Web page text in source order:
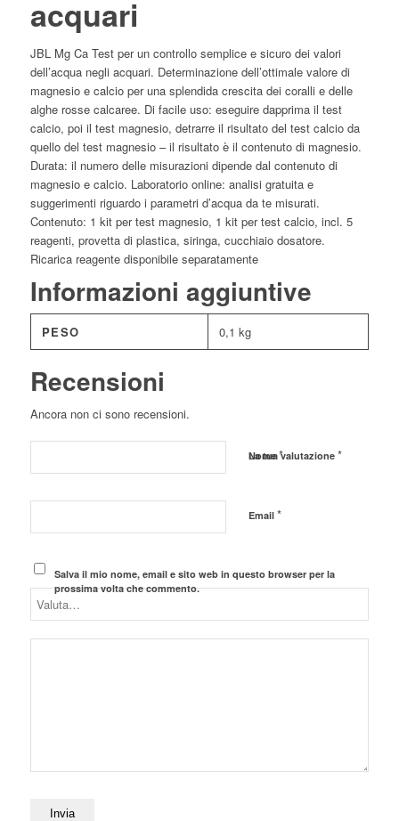
acquari
JBL Mg Ca Test per un controllo semplice e sicuro dei valori
dell’acqua negli acquari. Determinazione dell’ottimale valore di
magnesio e calcio per una splendida crescita dei coralli e delle
alghe rosse calcaree. Di facile uso: eseguire dapprima il test
calcio, poi il test magnesio, detrarre il risultato del test calcio da
quello del test magnesio – il risultato è il contenuto di magnesio.
Durata: il numero delle misurazioni dipende dal contenuto di
magnesio e calcio. Laboratorio online: analisi gratuita e
suggerimenti riguardo i parametri d’acqua da te misurati.
Contenuto: 1 kit per test magnesio, 1 kit per test calcio, incl. 5
reagenti, provetta di plastica, siringa, cucchiaio dosatore.
Ricarica reagente disponibile separatamente
Informazioni aggiuntive
PESO 0,1 kg
Recensioni
Ancora non ci sono recensioni.
Nome*
Email *
Salva il mio nome, email e sito web in questo browser per la
prossima volta che commento.
La tua valutazione *